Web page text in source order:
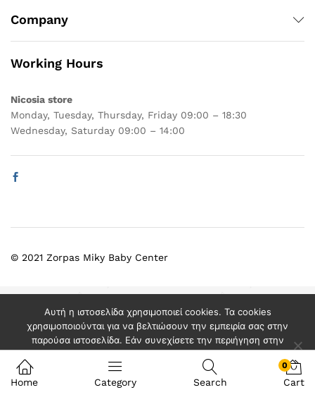
Company
Working Hours
Nicosia store
Monday, Tuesday, Thursday, Friday 09:00 – 18:30
Wednesday, Saturday 09:00 – 14:00
© 2021 Zorpas Miky Baby Center
Home Category Search
0
Cart
Αυτή η ιστοσελίδα χρησιμοποιεί cookies. Τα cookies
χρησιμοποιούνται για να βελτιώσουν την εμπειρία σας στην
παρούσα ιστοσελίδα. Εάν συνεχίσετε την περιήγηση στην
ιστοσελίδα μας, συμφωνείτε με τη χρήση των cookies.
Reject Cookie Usage